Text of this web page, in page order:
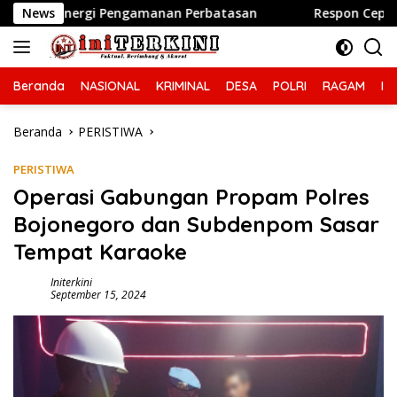
Langsung
ke
konten
NewsPerbatasan Respon Cepat Layanan Call Center
Beranda NASIONAL KRIMINAL DESA POLRI RAGAM
Beranda PERISTIWA
PERISTIWA
Operasi Gabungan Propam Polres
Bojonegoro dan Subdenpom Sasar
Tempat Karaoke
Initerkini
September 15, 2024